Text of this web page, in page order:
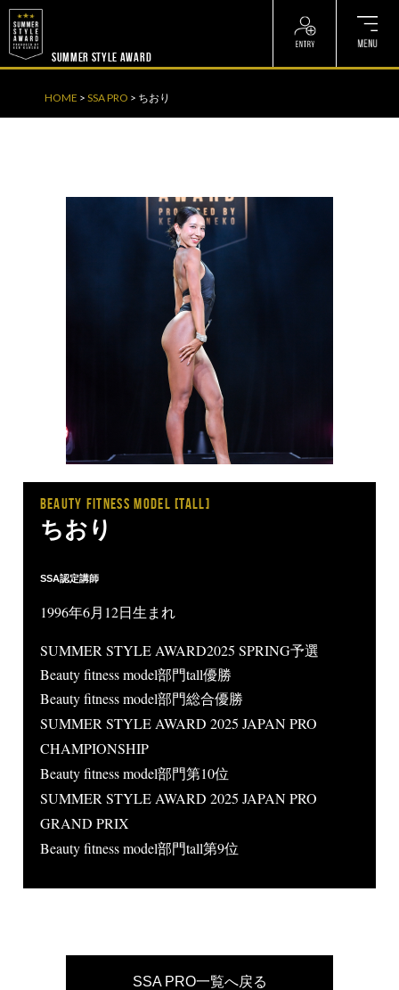
SUMMER STYLE AWARD
HOME > SSA PRO > ちおり
BEAUTY FITNESS MODEL [tall]
ちおり
SSA認定講師
1996年6月12日生まれ
SUMMER STYLE AWARD2025 SPRING予選
Beauty fitness model部門tall優勝
Beauty fitness model部門総合優勝
SUMMER STYLE AWARD 2025 JAPAN PRO
CHAMPIONSHIP
Beauty fitness model部門第10位
SUMMER STYLE AWARD 2025 JAPAN PRO
GRAND PRIX
Beauty fitness model部門tall第9位
SSA PRO一覧へ戻る